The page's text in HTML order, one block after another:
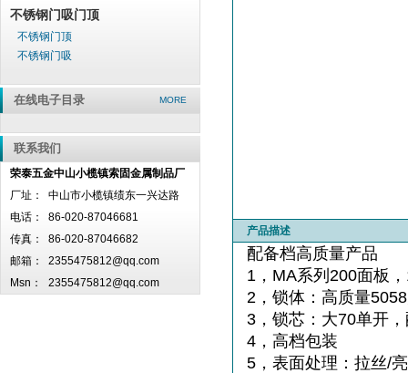
不锈钢门吸门顶
不锈钢门顶
不锈钢门吸
在线电子目录 MORE
联系我们
荣泰五金中山小榄镇索固金属制品厂
厂址：
中山市小榄镇绩东一兴达路
电话：
86-020-87046681
传真：
86-020-87046682
邮箱：
2355475812@qq.com
Msn：
2355475812@qq.com
产品描述
配备档高质量产品
1，MA系列200面板
2，锁体：高质量
3，锁芯：大70单开
4，高档包装
5，表面处理：拉丝/